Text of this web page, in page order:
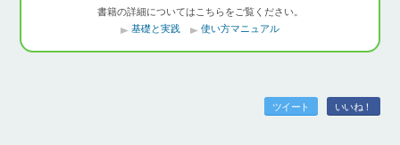
書籍の詳細についてはこちらをご覧ください。
基礎と実践
使い方マニュアル
ツイート いいね！